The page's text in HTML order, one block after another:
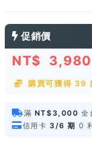
促銷價
NT$ 3,980
購買可獲得 39
滿 NT$3,000 全
信用卡 3/6 期 0